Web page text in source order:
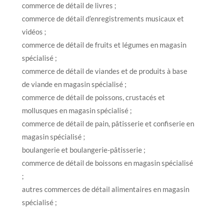
commerce de détail de livres ;
commerce de détail d’enregistrements musicaux et
vidéos ;
commerce de détail de fruits et légumes en magasin
spécialisé ;
commerce de détail de viandes et de produits à base
de viande en magasin spécialisé ;
commerce de détail de poissons, crustacés et
mollusques en magasin spécialisé ;
commerce de détail de pain, pâtisserie et confiserie en
magasin spécialisé ;
boulangerie et boulangerie-pâtisserie ;
commerce de détail de boissons en magasin spécialisé
;
autres commerces de détail alimentaires en magasin
spécialisé ;